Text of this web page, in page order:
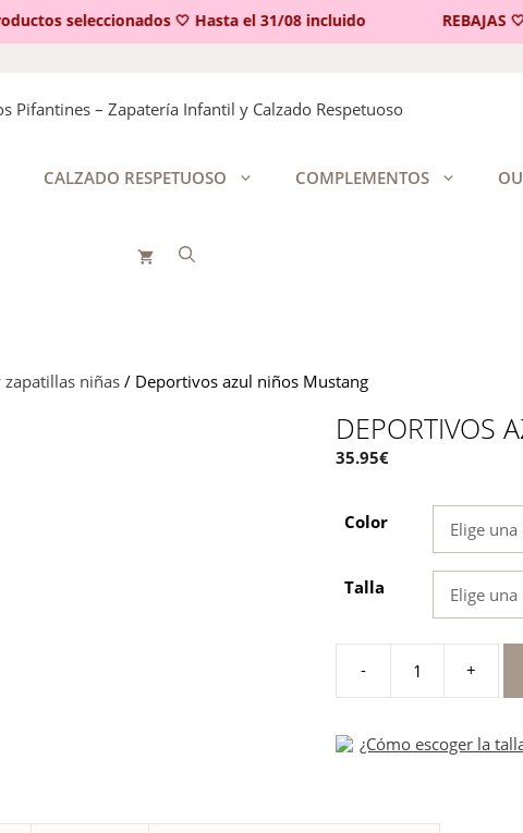
seleccionados 🤍 Hasta el 31/08 incluido REBAJAS
CALZADO RESPETUOSO COMPLEMENTOS
niñas/ Deportivos azul niños Mustang
DEPORTIVOS
35.95€
Color
Talla
-
Deportivos
niños
+
¿Cómo escoger la